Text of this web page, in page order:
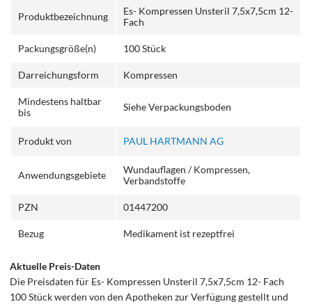
Produktbezeichnung
Es- Kompressen Unsteril 7,5x7,5cm 12-
Fach
Packungsgröße(n) 100 Stück
Darreichungsform Kompressen
Mindestens haltbar
bis
Siehe Verpackungsboden
Produkt von PAUL HARTMANN AG
Anwendungsgebiete
Wundauflagen / Kompressen,
Verbandstoffe
PZN 01447200
Bezug Medikament ist rezeptfrei
Aktuelle Preis-Daten
Die Preisdaten für Es- Kompressen Unsteril 7,5x7,5cm 12- Fach
100 Stück werden von den Apotheken zur Verfügung gestellt und